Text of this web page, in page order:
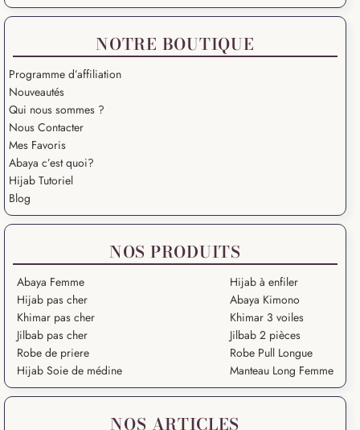
NOTRE BOUTIQUE
Programme d’affiliation
Nouveautés
Qui nous sommes ?
Nous Contacter
Mes Favoris
Abaya c’est quoi?
Hijab Tutoriel
Blog
NOS PRODUITS
Abaya Femme
Hijab pas cher
Khimar pas cher
Jilbab pas cher
Robe de priere
Hijab Soie de médine
Hijab à enfiler
Abaya Kimono
Khimar 3 voiles
Jilbab 2 pièces
Robe Pull Longue
Manteau Long Femme
NOS ARTICLES